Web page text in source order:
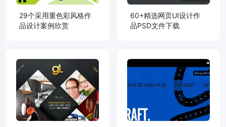
29个采用重色彩风格作
品设计案例欣赏
60+精选网页UI设计作
品PSD文件下载